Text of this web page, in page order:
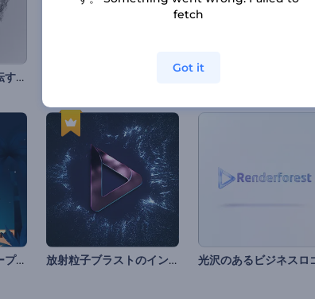
陰陽のシンボルが回転するイントロ グミキャンディーのオープニング動画
ラマダンの挨拶のオープナー 放射粒子ブラストのイントロ動画 光沢のあるビジネスロ
fetch
Got it